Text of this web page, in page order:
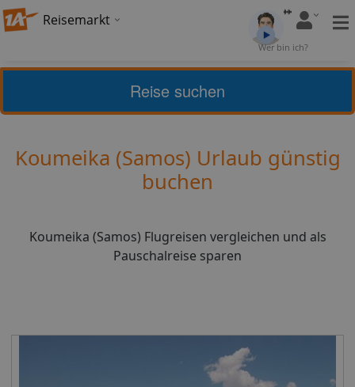
Reisemarkt
Wer bin ich?
Samos
Bewertung:4,5 (6) Bewerten
Koumeika (Samos) Urlaub günstig
buchen
Koumeika (Samos) Flugreisen vergleichen und als
Pauschalreise sparen
Reise suchen